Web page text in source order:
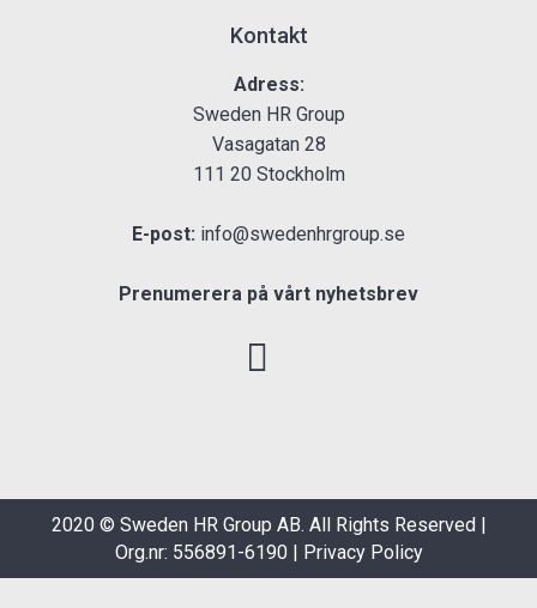
Kontakt
Adress:
Sweden HR Group
Vasagatan 28
111 20 Stockholm
E-post: info@swedenhrgroup.se
Prenumerera på vårt nyhetsbrev
2020 © Sweden HR Group AB. All Rights Reserved |
Org.nr: 556891-6190 |
Privacy Policy